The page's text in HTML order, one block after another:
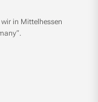
in Mittelhessen